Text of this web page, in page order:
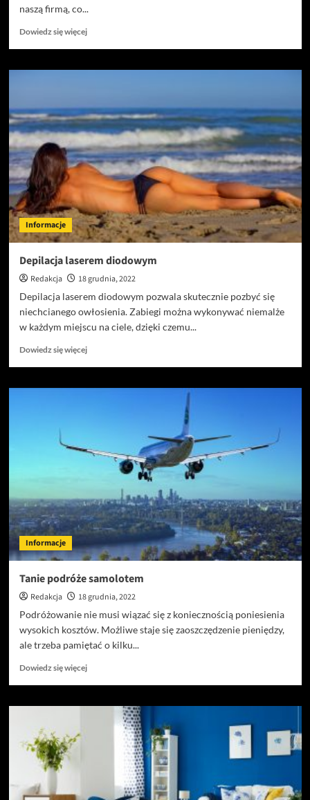
naszą firmą, co...
Dowiedz się więcejDowiedz
o
–
cena
–
jakość
Informacje
Depilacja laserem diodowym
Redakcja
18 grudnia, 2022
Depilacja laserem diodowym pozwala skutecznie pozbyć się
niechcianego owłosienia. Zabiegi można wykonywać niemalże
w każdym miejscu na ciele, dzięki czemu...
Dowiedz się więcejDowiedz
o
Informacje
Tanie podróże samolotem
Redakcja
18 grudnia, 2022
Podróżowanie nie musi wiązać się z koniecznością poniesienia
wysokich kosztów. Możliwe staje się zaoszczędzenie pieniędzy,
ale trzeba pamiętać o kilku...
Dowiedz się więcejDowiedz
o
samolotem